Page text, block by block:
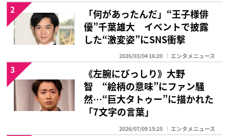
「何があったんだ」“王子様俳
優”千葉雄大 イベントで披露
した“激変姿”にSNS衝撃
2026/03/04 16:20 エンタメニュース
2
《左腕にびっしり》大野
智 “絵柄の意味”にファン騒
然…“巨大タトゥー”に描かれた
「7文字の言葉」
2026/07/09 15:25 エンタメニュース
3